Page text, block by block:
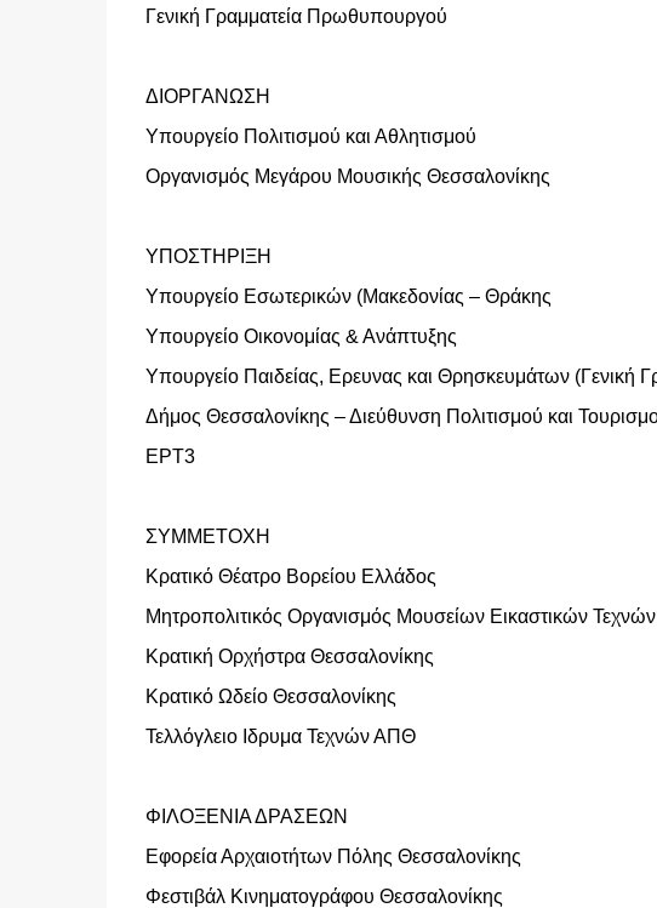
Γενική Γραμματεία Πρωθυπουργού
ΔΙΟΡΓΑΝΩΣΗ
Υπουργείο Πολιτισμού και Αθλητισμού
Οργανισμός Μεγάρου Μουσικής Θεσσαλονίκης
ΥΠΟΣΤΗΡΙΞΗ
Υπουργείο Εσωτερικών (Μακεδονίας – Θράκης
Υπουργείο Οικονομίας & Ανάπτυξης
Υπουργείο Παιδείας, Ερευνας και Θρησκευμάτων (Γενική
Δήμος Θεσσαλονίκης – Διεύθυνση Πολιτισμού και
ΕΡΤ3
ΣΥΜΜΕΤΟΧΗ
Κρατικό Θέατρο Βορείου Ελλάδος
Μητροπολιτικός Οργανισμός Μουσείων Εικαστικών
Κρατική Ορχήστρα Θεσσαλονίκης
Κρατικό Ωδείο Θεσσαλονίκης
Τελλόγλειο Ιδρυμα Τεχνών ΑΠΘ
ΦΙΛΟΞΕΝΙΑ ΔΡΑΣΕΩΝ
Εφορεία Αρχαιοτήτων Πόλης Θεσσαλονίκης
Φεστιβάλ Κινηματογράφου Θεσσαλονίκης